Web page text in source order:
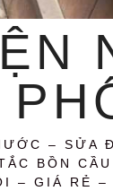
–
BỒN
– GIÁ RẺ